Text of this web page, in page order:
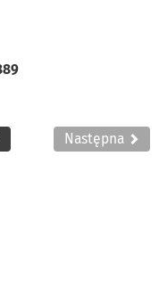
Następna